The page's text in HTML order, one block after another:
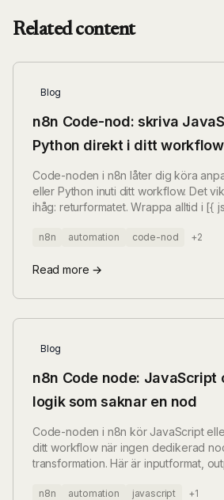
Related content
Blog
n8n Code-nod: skriva
Python direkt i ditt workflow
Code-noden i n8n låter dig köra
eller Python inuti ditt workflow. Det
ihåg: returformatet. Wrappa alltid i [{
n8n automation code-nod +2
Read more →
Blog
n8n Code node: JavaScript
logik som saknar en nod
Code-noden i n8n kör JavaScript
ditt workflow när ingen dedikerad
transformation. Här är inputformat,
n8n automation javascript +1